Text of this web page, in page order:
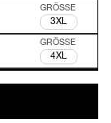
3XL
4XL